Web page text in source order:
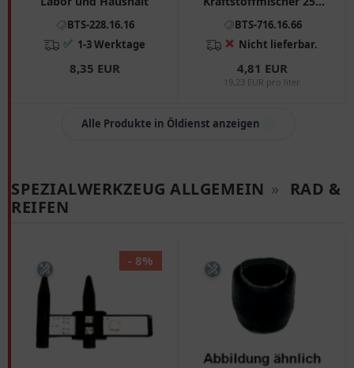
BTS-228.16.16
✅ 1-3 Werktage
8,35 EUR
BTS-716.16.66
❌ Nicht lieferbar.
4,81 EUR
19,23 EUR pro liter
Alle Produkte in Öldienst anzeigen
SPEZIALWERKZEUG ALLGEMEIN »
RAD &
REIFEN
- 8%